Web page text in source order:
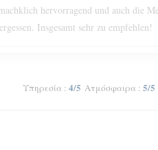
hervorragend und auch die
Insgesamt sehr zu empfehlen!
Υπηρεσία : 4/5 Ατμόσφαιρα : 5/5